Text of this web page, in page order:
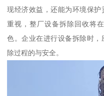
现经济效益，还能为环境保
重视，整厂设备拆除回收将
色。企业在进行设备拆除时
除过程的与安全。